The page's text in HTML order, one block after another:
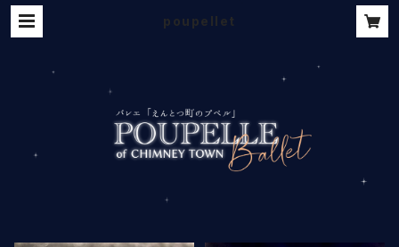
poupellet